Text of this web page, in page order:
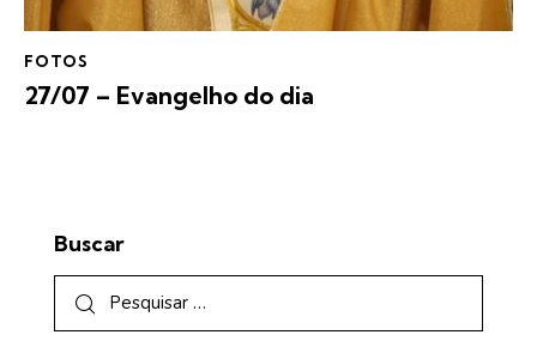
FOTOS
27/07 – Evangelho do dia
Buscar